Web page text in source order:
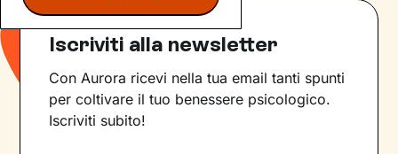
Iscriviti alla newsletter
Con Aurora ricevi nella tua email tanti spunti
per coltivare il tuo benessere psicologico.
Iscriviti subito!